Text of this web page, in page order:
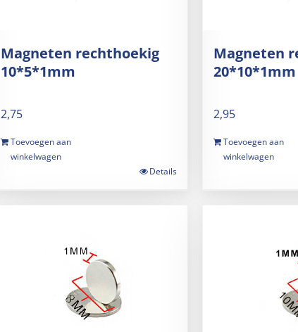
Magneten rechthoekig
10*5*1mm
2,75
Toevoegen aan
winkelwagen
Details
Magneten
20*10*1mm
2,95
Toevoegen aan
winkelwagen